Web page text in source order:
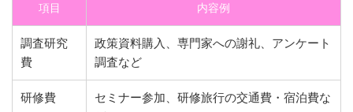
項目 内容例
調査研究
費
政策資料購入、専門家への謝礼、アンケート
調査など
研修費
セミナー参加、研修旅行の交通費・宿泊費な